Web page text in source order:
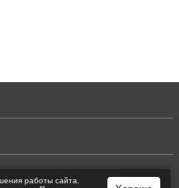
работы сайта.